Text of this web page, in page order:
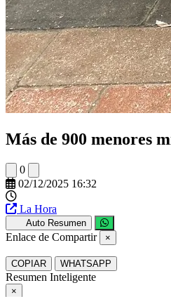
Más de 900 menores
0
02/12/2025 16:32
La Hora
Auto Resumen
Enlace de Compartir ×
COPIAR WHATSAPP
Resumen Inteligente
×